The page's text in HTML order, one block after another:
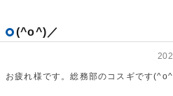
(^o^)／
お疲れ様です。総務部のコスギです